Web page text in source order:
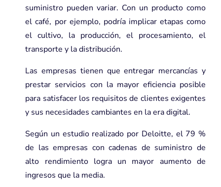
suministro pueden variar. Con un producto como
el café, por ejemplo, podría implicar etapas como
el cultivo, la producción, el procesamiento, el
transporte y la distribución.
Las empresas tienen que entregar mercancías y
prestar servicios con la mayor eficiencia posible
para satisfacer los requisitos de clientes exigentes
y sus necesidades cambiantes en la era digital.
Según un estudio realizado por Deloitte, el 79 %
de las empresas con cadenas de suministro de
alto rendimiento logra un mayor aumento de
ingresos que la media.